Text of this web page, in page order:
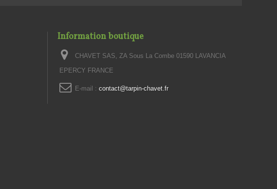
Information boutique
CHAVET SAS, ZA Sous La Combe 01590 LAVANCIA
EPERCY FRANCE
E-mail : contact@tarpin-chavet.fr